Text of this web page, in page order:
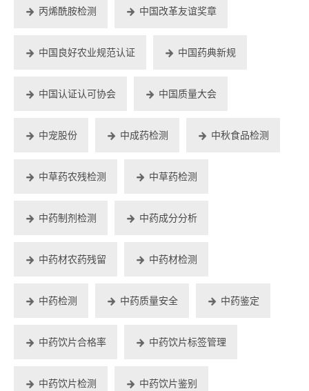
丙烯酰胺检测 中国改革友谊奖章
中国良好农业规范认证 中国药典新规
中国认证认可协会 中国质量大会
中宠股份 中成药检测 中秋食品检测
中草药农残检测 中草药检测
中药制剂检测 中药成分分析
中药材农药残留 中药材检测
中药检测 中药质量安全 中药鉴定
中药饮片合格率 中药饮片标签管理
中药饮片检测 中药饮片鉴别